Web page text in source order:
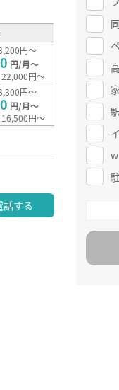
円～
円/月～
円～
円～
円/月～
円～
話する